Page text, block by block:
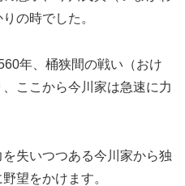
の時でした。
年、桶狭間の戦い（おけ
ここから今川家は急速に力
失いつつある今川家から独
望をかけます。